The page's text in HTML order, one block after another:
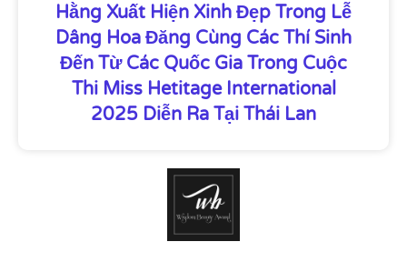
Hằng Xuất Hiện Xinh Đẹp Trong Lễ
Dâng Hoa Đăng Cùng Các Thí Sinh
Đến Từ Các Quốc Gia Trong Cuộc
Thi Miss Hetitage International
2025 Diễn Ra Tại Thái Lan